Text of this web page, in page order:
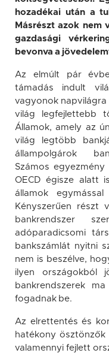
hozadékai után a
Másrészt azok nem
gazdasági
bevonva a
Az elmúlt pár
támadás indult
vagyonok napvilágra
világ legfejlettebb
Államok, amely az
világ legtöbb
állampolgárok
Számos
OECD égisze alatt
államok
Kényszerűen részt
bankrendszer
adóparadicsomi
bankszámlát nyitni
nem is beszélve,
ilyen országokból
bankrendszerek
fogadnak be.
Az elrettentés és
hatékony ösztönzők
valamennyi fejlett